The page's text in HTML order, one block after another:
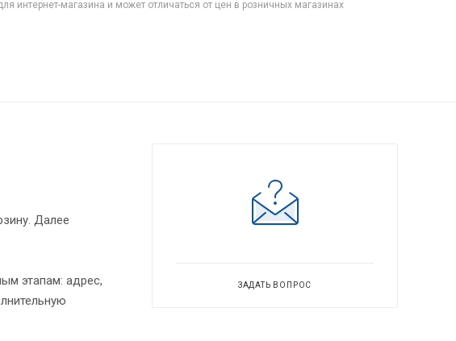
интернет-магазина и может отличаться от цен в розничных магазинах
Далее
этапам: адрес,
ЗАДАТЬ ВОПРОС